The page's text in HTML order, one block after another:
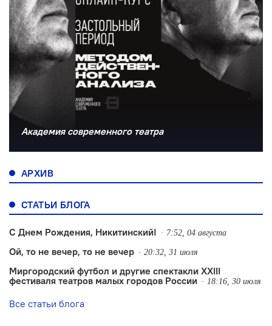
Академия современного театра
АРХИВ
СТАТЬИ БЛОГА
С Днем Рождения, Никитинский! 7:52, 04 августа
Ой, то не вечер, то не вечер 20:32, 31 июля
Миргородский футбол и другие спектакли XXIII
фестиваля театров малых городов России
18:16, 30 июля
Все статьи блога